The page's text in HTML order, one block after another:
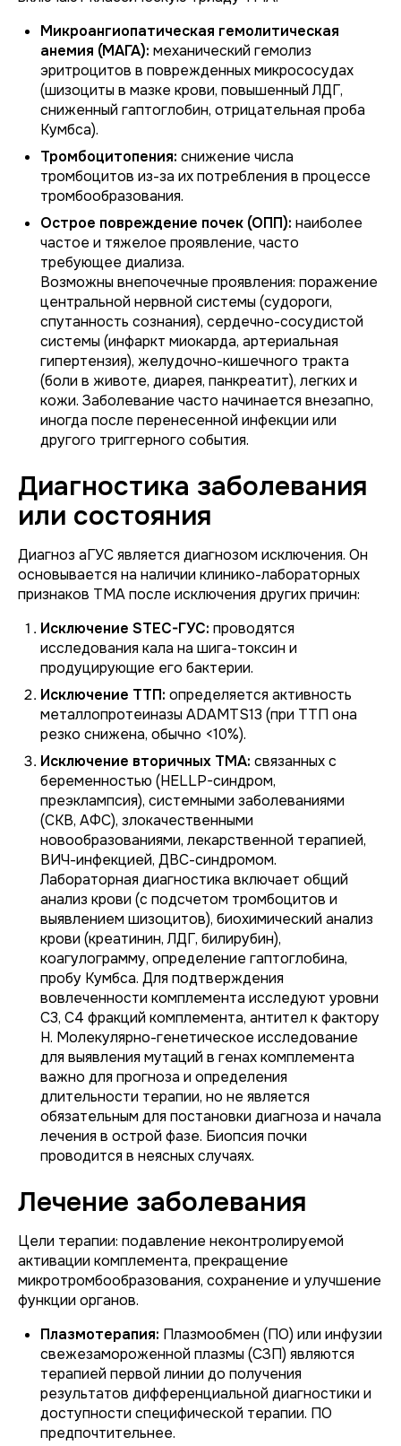
Микроангиопатическая гемолитическая
анемия (МАГА): механический гемолиз
эритроцитов в поврежденных микрососудах
(шизоциты в мазке крови, повышенный ЛДГ,
сниженный гаптоглобин, отрицательная проба
Кумбса).
Тромбоцитопения: снижение числа
тромбоцитов из-за их потребления в процессе
тромбообразования.
Острое повреждение почек (ОПП): наиболее
частое и тяжелое проявление, часто
требующее диализа.
Возможны внепочечные проявления: поражение
центральной нервной системы (судороги,
спутанность сознания), сердечно-сосудистой
системы (инфаркт миокарда, артериальная
гипертензия), желудочно-кишечного тракта
(боли в животе, диарея, панкреатит), легких и
кожи. Заболевание часто начинается внезапно,
иногда после перенесенной инфекции или
другого триггерного события.
Диагностика заболевания
или состояния
Диагноз аГУС является диагнозом исключения. Он
основывается на наличии клинико-лабораторных
признаков ТМА после исключения других причин:
Исключение STEC-ГУС: проводятся
исследования кала на шига-токсин и
продуцирующие его бактерии.
Исключение ТТП: определяется активность
металлопротеиназы ADAMTS13 (при ТТП она
резко снижена, обычно <10%).
Исключение вторичных ТМА: связанных с
беременностью (HELLP-синдром,
преэклампсия), системными заболеваниями
(СКВ, АФС), злокачественными
новообразованиями, лекарственной терапией,
ВИЧ-инфекцией, ДВС-синдромом.
Лабораторная диагностика включает общий
анализ крови (с подсчетом тромбоцитов и
выявлением шизоцитов), биохимический анализ
крови (креатинин, ЛДГ, билирубин),
коагулограмму, определение гаптоглобина,
пробу Кумбса. Для подтверждения
вовлеченности комплемента исследуют уровни
C3, C4 фракций комплемента, антител к фактору
H. Молекулярно-генетическое исследование
для выявления мутаций в генах комплемента
важно для прогноза и определения
длительности терапии, но не является
обязательным для постановки диагноза и начала
лечения в острой фазе. Биопсия почки
проводится в неясных случаях.
Лечение заболевания
Цели терапии: подавление неконтролируемой
активации комплемента, прекращение
микротромбообразования, сохранение и улучшение
функции органов.
Плазмотерапия: Плазмообмен (ПО) или инфузии
свежезамороженной плазмы (СЗП) являются
терапией первой линии до получения
результатов дифференциальной диагностики и
доступности специфической терапии. ПО
предпочтительнее.